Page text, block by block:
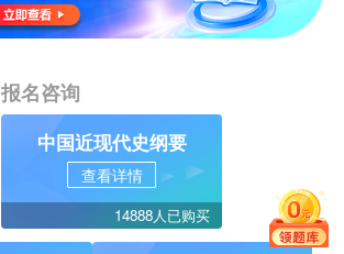
报名咨询
中国近现代史纲要
查看详情
14888人已购买